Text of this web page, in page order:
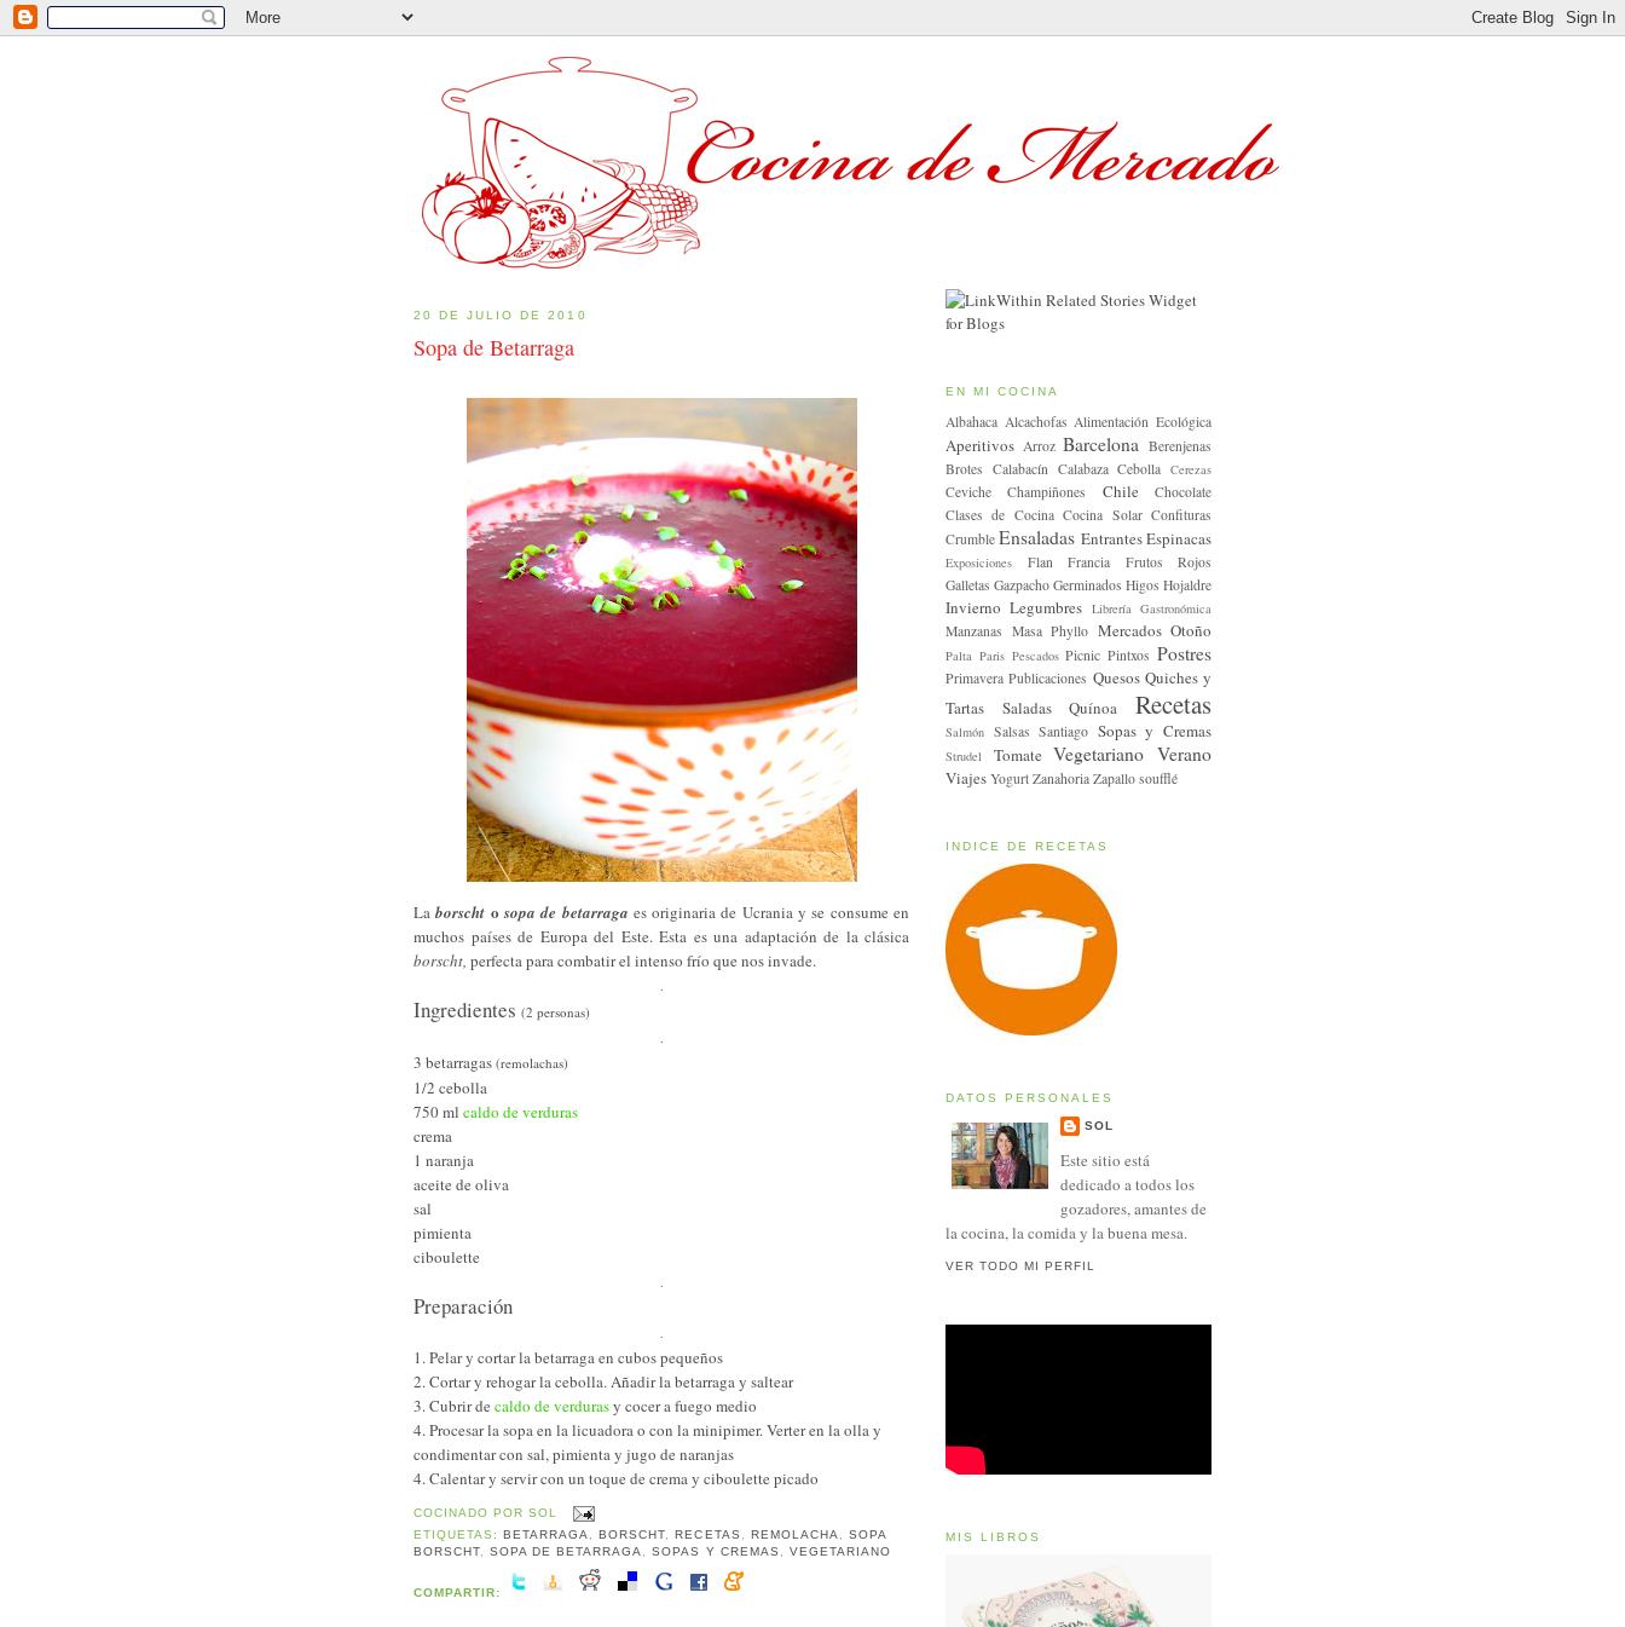
20 DE JULIO DE 2010
Sopa de Betarraga
Laborscht o sopa de betarraga es originaria de Ucrania y se consume en
muchos países de Europa del Este. Esta es una adaptación de la clásica
borscht, perfecta para combatir el intenso frío que nos invade.
Ingredientes (2 personas)
3 betarragas (remolachas)
1/2 cebolla
750 ml caldo de verduras
crema
1 naranja
aceite de oliva
sal
pimienta
ciboulette
Preparación
1. Pelar y cortar la betarraga en cubos pequeños
2. Cortar y rehogar la cebolla. Añadir la betarraga y saltear
3. Cubrir de caldo de verdurasy cocer a fuego medio
4. Procesar la sopa en la licuadora o con la minipimer. Verter en la olla y
condimentar con sal, pimienta y jugo de naranjas
4. Calentar y servir con un toque de crema y ciboulette picado
COCINADO PORSOL
ETIQUETAS: BETARRAGA, BORSCHT, RECETAS , REMOLACHA, SOPA
BORSCHT,SOPA DE BETARRAGA,SOPAS Y CREMAS , VEGETARIANO
COMPARTIR:
EN MI COCINA
Albahaca Alcachofas Alimentación Ecológica
Aperitivos Arroz Barcelona
Berenjenas
Brotes Calabacín Calabaza Cebolla Cerezas
Ceviche Champiñones Chile
Chocolate
Clases de Cocina Cocina Solar Confituras
Crumble Ensaladas EntrantesEspinacas
Exposiciones Flan Francia
Frutos Rojos
Galletas Gazpacho Germinados Higos Hojaldre
Invierno Legumbres Librería Gastronómica
Manzanas Masa Phyllo Mercados Otoño
Palta Paris Pescados Picnic Pintxos Postres
Primavera Publicaciones Quesos Quiches y
Tartas Saladas
Quínoa Recetas
Salmón Salsas Santiago Sopas y Cremas
Strudel Tomate Vegetariano Verano
Viajes Yogurt Zanahoria Zapallo soufflé
INDICE DE RECETAS
DATOS PERSONALES
SOL
Este sitio está
dedicado a todos los
gozadores, amantes de
la cocina, la comida y la buena mesa.
VER TODO MI PERFIL
MIS LIBROS